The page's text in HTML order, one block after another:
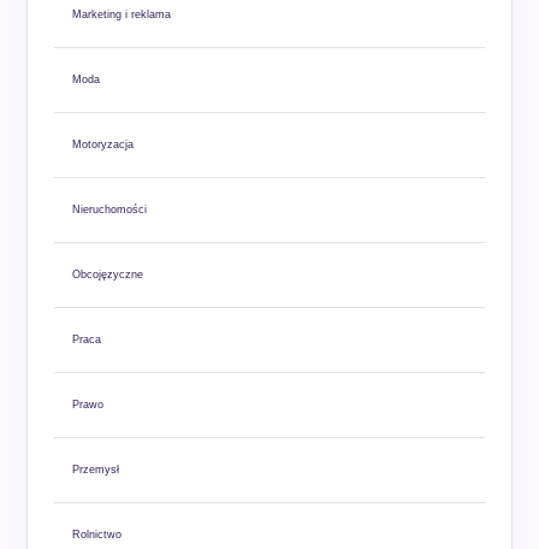
Marketing i reklama
Moda
Motoryzacja
Nieruchomości
Obcojęzyczne
Praca
Prawo
Przemysł
Rolnictwo